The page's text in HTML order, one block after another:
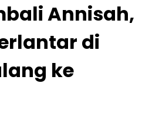
Annisah,
di
ke